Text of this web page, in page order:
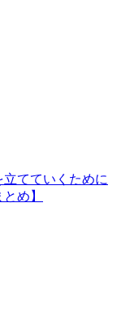
てていくために
め】